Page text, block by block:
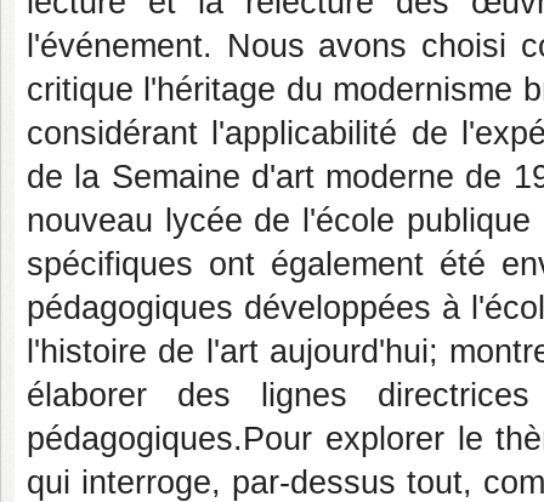
l'événement. Nous avons choisi
critique l'héritage du modernisme
considérant l'applicabilité de
de la Semaine d'art moderne de
nouveau lycée de l'école
spécifiques ont également été
pédagogiques développées à
l'histoire de l'art aujourd'hui;
élaborer des lignes
pédagogiques.Pour explorer le
qui interroge, par-dessus tout,